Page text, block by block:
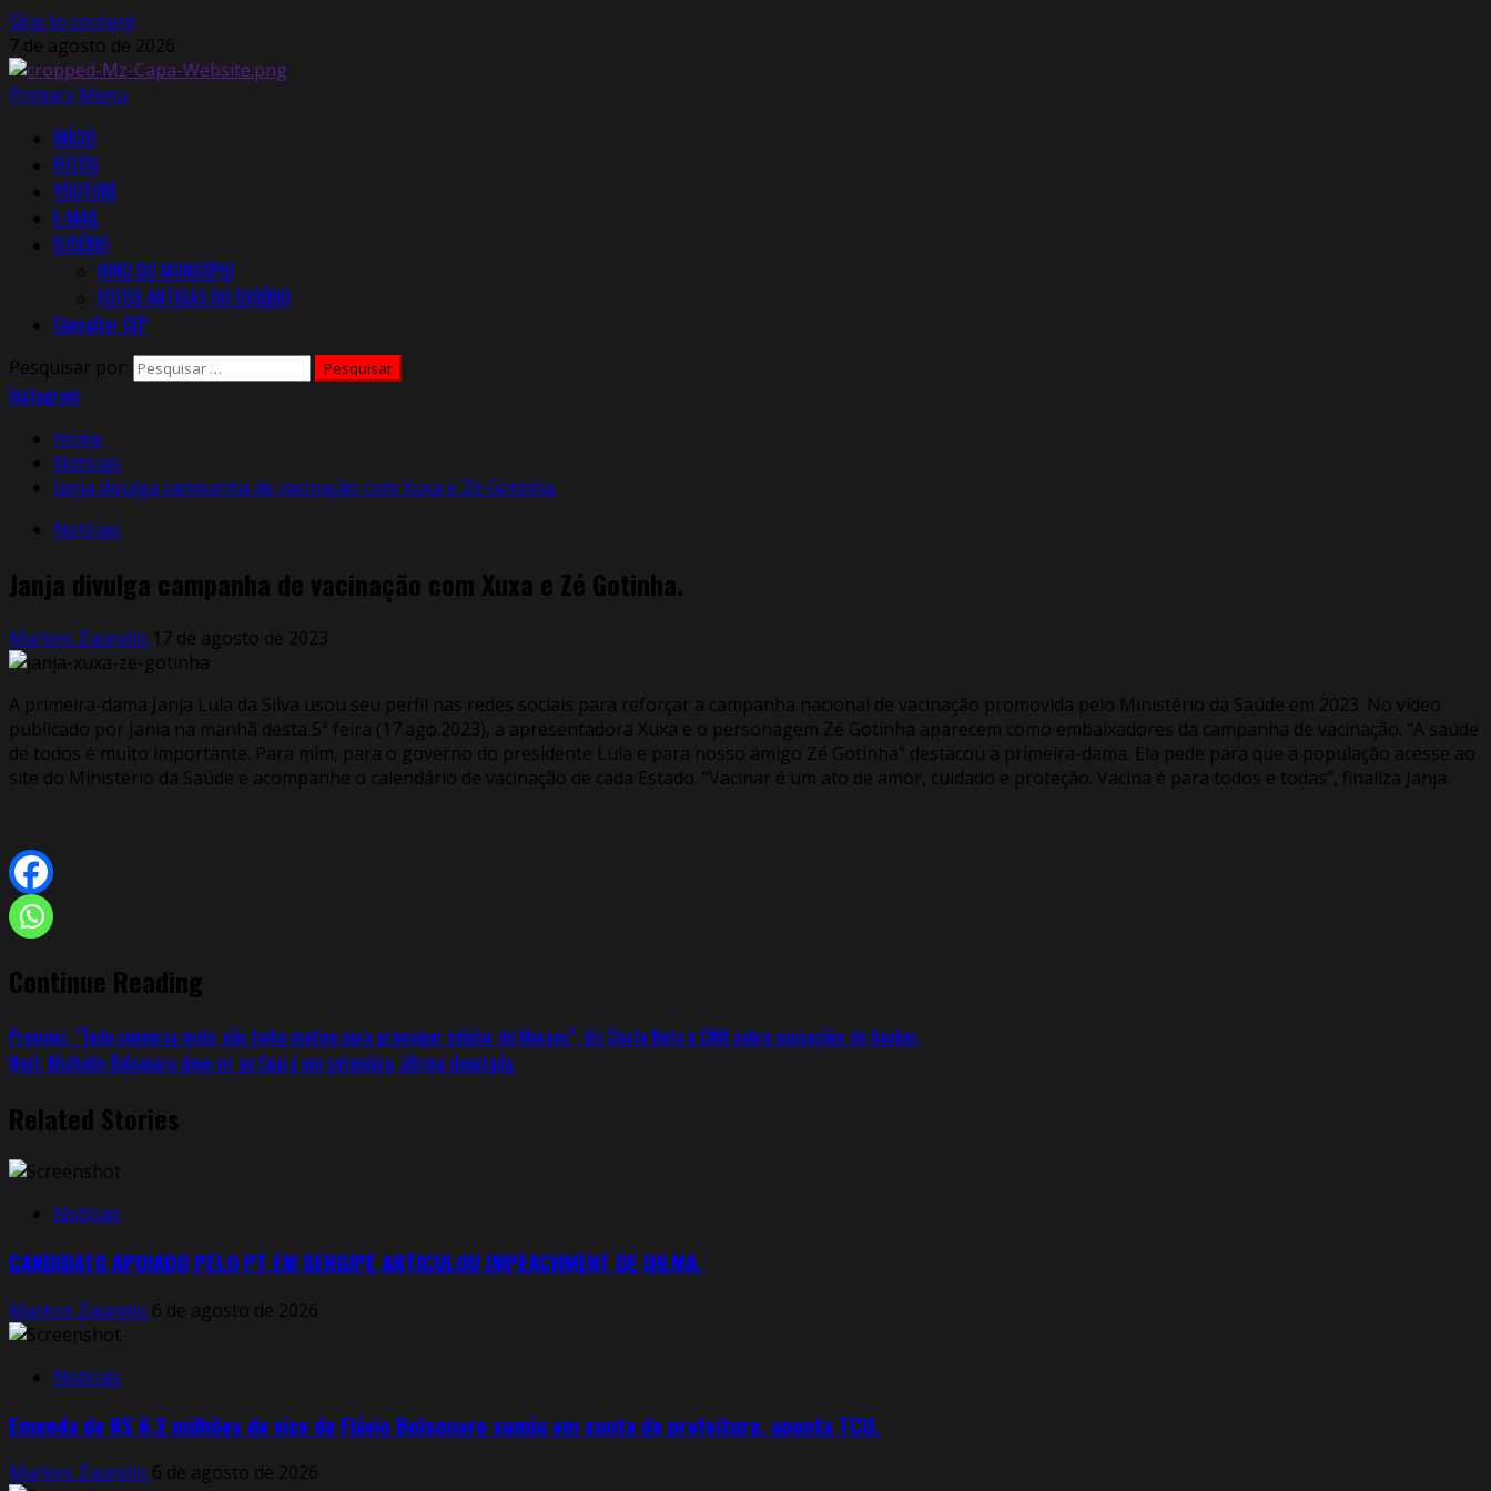
Skip to content
7 de agosto de 2026
Primary Menu
INÍCIO
FOTOS
YOUTUBE
E-MAIL
EUSÉBIO
HINO DO MUNICÍPIO
FOTOS ANTIGAS DO EUSÉBIO
Consultar CEP
Pesquisar por:
Instagram
Home
Notícias
Janja divulga campanha de vacinação com Xuxa e Zé Gotinha.
Notícias
Janja divulga campanha de vacinação com Xuxa e Zé Gotinha.
Markos Zaurelio 17 de agosto de 2023
A primeira-dama Janja Lula da Silva usou seu perfil nas redes sociais para reforçar a campanha nacional de vacinação promovida pelo Ministério da Saúde em 2023. No vídeo
publicado por Jania na manhã desta 5ª feira (17.ago.2023), a apresentadora Xuxa e o personagem Zé Gotinha aparecem como embaixadores da campanha de vacinação. “A saúde
de todos é muito importante. Para mim, para o governo do presidente Lula e para nosso amigo Zé Gotinha” destacou a primeira-dama. Ela pede para que a população acesse ao
site do Ministério da Saúde e acompanhe o calendário de vacinação de cada Estado. “Vacinar é um ato de amor, cuidado e proteção. Vacina é para todos e todas”, finaliza Janja.
Continue Reading
Previous: “Tudo conversa mole, não tinha motivo para grampear celular de Moraes”, diz Costa Neto à CNN sobre acusações de hacker.
Next: Michelle Bolsonaro deve vir ao Ceará em setembro, afirma deputada.
Related Stories
Notícias
CANDIDATO APOIADO PELO PT EM SERGIPE ARTICULOU IMPEACHMENT DE DILMA.
Markos Zaurelio 6 de agosto de 2026
Notícias
Emenda de R$ 6,2 milhões de vice de Flávio Bolsonaro sumiu em conta de prefeitura, aponta TCU.
Markos Zaurelio 6 de agosto de 2026